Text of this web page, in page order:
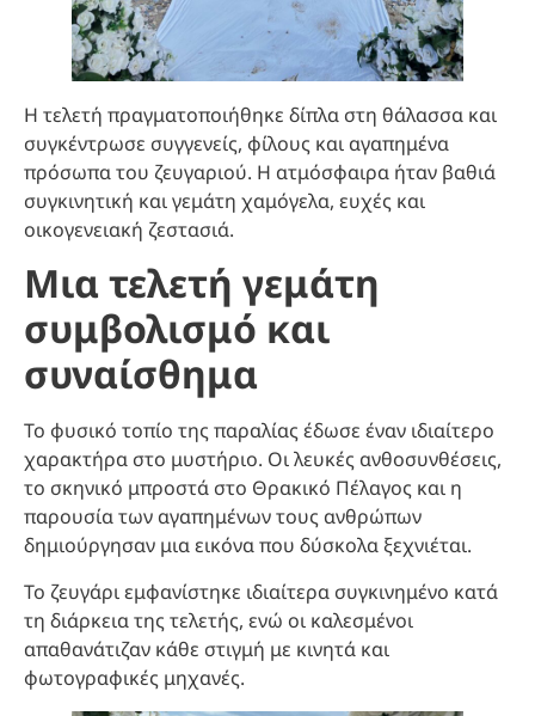
Η τελετή πραγματοποιήθηκε δίπλα στη θάλασσα και
συγκέντρωσε συγγενείς, φίλους και αγαπημένα
πρόσωπα του ζευγαριού. Η ατμόσφαιρα ήταν βαθιά
συγκινητική και γεμάτη χαμόγελα, ευχές και
οικογενειακή ζεστασιά.
Μια τελετή γεμάτη
συμβολισμό και
συναίσθημα
Το φυσικό τοπίο της παραλίας έδωσε έναν ιδιαίτερο
χαρακτήρα στο μυστήριο. Οι λευκές ανθοσυνθέσεις,
το σκηνικό μπροστά στο Θρακικό Πέλαγος και η
παρουσία των αγαπημένων τους ανθρώπων
δημιούργησαν μια εικόνα που δύσκολα ξεχνιέται.
Το ζευγάρι εμφανίστηκε ιδιαίτερα συγκινημένο κατά
τη διάρκεια της τελετής, ενώ οι καλεσμένοι
απαθανάτιζαν κάθε στιγμή με κινητά και
φωτογραφικές μηχανές.